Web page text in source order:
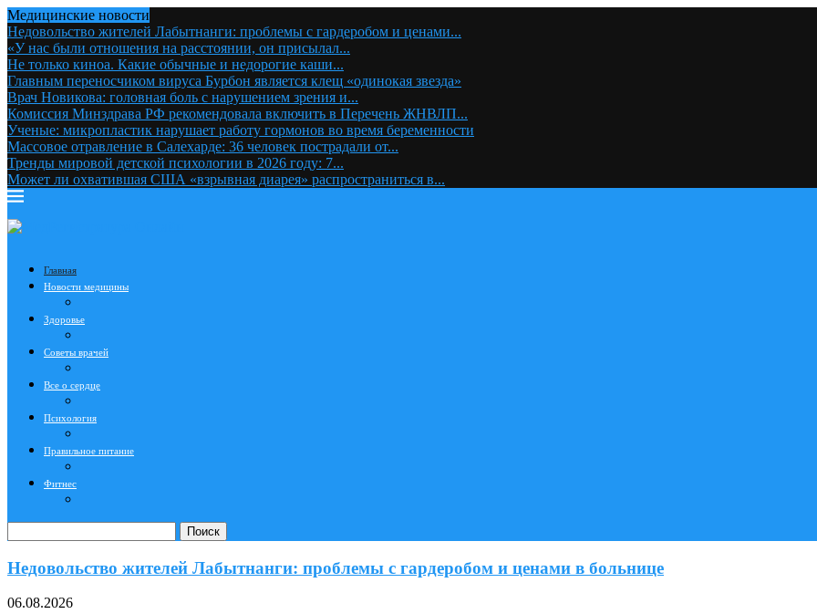
Медицинские новости
Недовольство жителей Лабытнанги: проблемы с гардеробом и ценами...
«У нас были отношения на расстоянии, он присылал...
Не только киноа. Какие обычные и недорогие каши...
Главным переносчиком вируса Бурбон является клещ «одинокая звезда»
Врач Новикова: головная боль с нарушением зрения и...
Комиссия Минздрава РФ рекомендовала включить в Перечень ЖНВЛП...
Ученые: микропластик нарушает работу гормонов во время беременности
Массовое отравление в Салехарде: 36 человек пострадали от...
Тренды мировой детской психологии в 2026 году: 7...
Может ли охватившая США «взрывная диарея» распространиться в...
Главная
Новости медицины
Здоровье
Советы врачей
Все о сердце
Психология
Правильное питание
Фитнес
Поиск
Недовольство жителей Лабытнанги: проблемы с гардеробом и ценами в больнице
06.08.2026